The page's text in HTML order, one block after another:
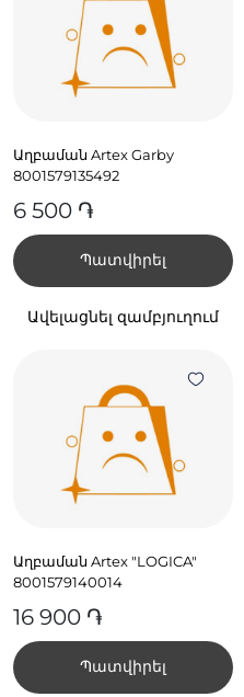
Աղբաման Artex Garby
8001579135492
6 500 ֏
Պատվիրել
Ավելացնել զամբյուղում
Աղբաման Artex "LOGICA"
8001579140014
16 900 ֏
Պատվիրել